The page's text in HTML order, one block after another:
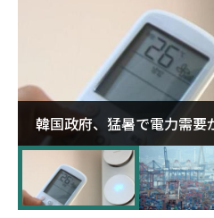
韓国政府、猛暑で電力需要
に需給対応体制を点検